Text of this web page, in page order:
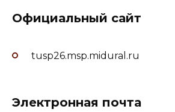
Официальный сайт
tusp26.msp.midural.ru
Электронная почта